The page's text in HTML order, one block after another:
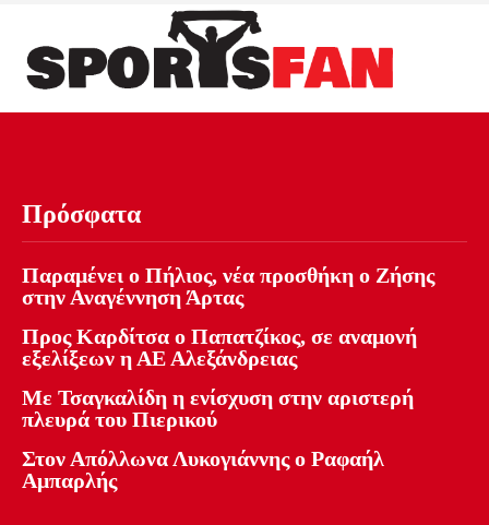
Πρόσφατα
Παραμένει ο Πήλιος, νέα προσθήκη ο Ζήσης
στην Αναγέννηση Άρτας
Προς Καρδίτσα ο Παπατζίκος, σε αναμονή
εξελίξεων η ΑΕ Αλεξάνδρειας
Με Τσαγκαλίδη η ενίσχυση στην αριστερή
πλευρά του Πιερικού
Στον Απόλλωνα Λυκογιάννης ο Ραφαήλ
Αμπαρλής